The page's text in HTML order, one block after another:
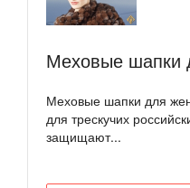
Меховые шапки
Меховые шапки для
для трескучих
защищают...